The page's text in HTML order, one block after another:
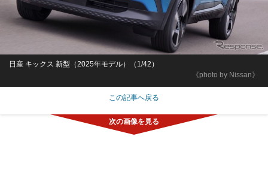
《photo by Nissan》
日産 キックス 新型（2025年モデル）（1/42）
この記事へ戻る